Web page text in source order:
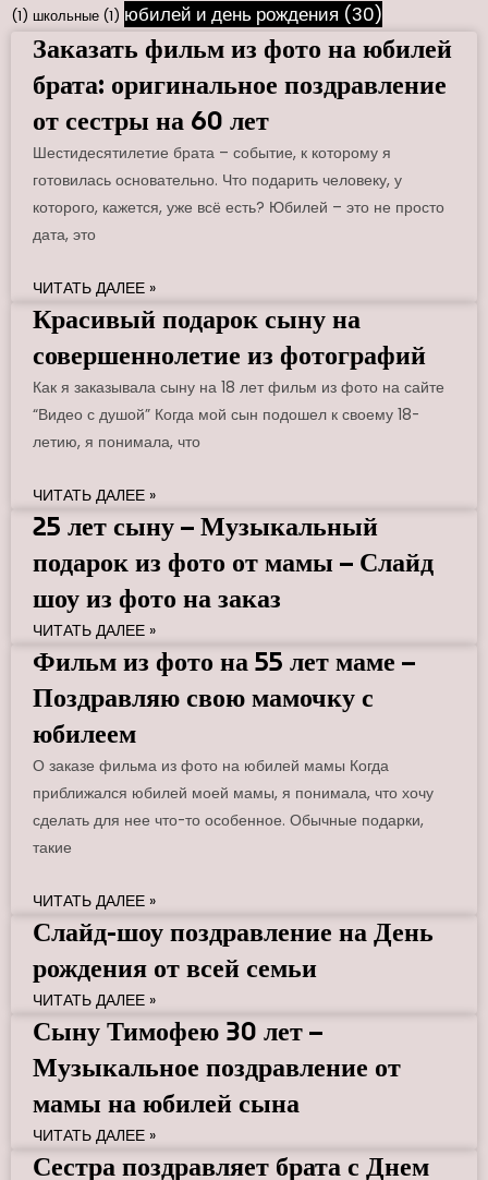
(1) школьные (1) юбилей и день рождения (30)
Заказать фильм из фото на юбилей
брата: оригинальное поздравление
от сестры на 60 лет
Шестидесятилетие брата – событие, к которому я
готовилась основательно. Что подарить человеку, у
которого, кажется, уже всё есть? Юбилей – это не просто
дата, это
ЧИТАТЬ ДАЛЕЕ »
Красивый подарок сыну на
совершеннолетие из фотографий
Как я заказывала сыну на 18 лет фильм из фото на сайте
“Видео с душой” Когда мой сын подошел к своему 18-
летию, я понимала, что
ЧИТАТЬ ДАЛЕЕ »
25 лет сыну – Музыкальный
подарок из фото от мамы – Слайд
шоу из фото на заказ
ЧИТАТЬ ДАЛЕЕ »
Фильм из фото на 55 лет маме –
Поздравляю свою мамочку с
юбилеем
О заказе фильма из фото на юбилей мамы Когда
приближался юбилей моей мамы, я понимала, что хочу
сделать для нее что-то особенное. Обычные подарки,
такие
ЧИТАТЬ ДАЛЕЕ »
Слайд-шоу поздравление на День
рождения от всей семьи
ЧИТАТЬ ДАЛЕЕ »
Сыну Тимофею 30 лет –
Музыкальное поздравление от
мамы на юбилей сына
ЧИТАТЬ ДАЛЕЕ »
Сестра поздравляет брата с Днем